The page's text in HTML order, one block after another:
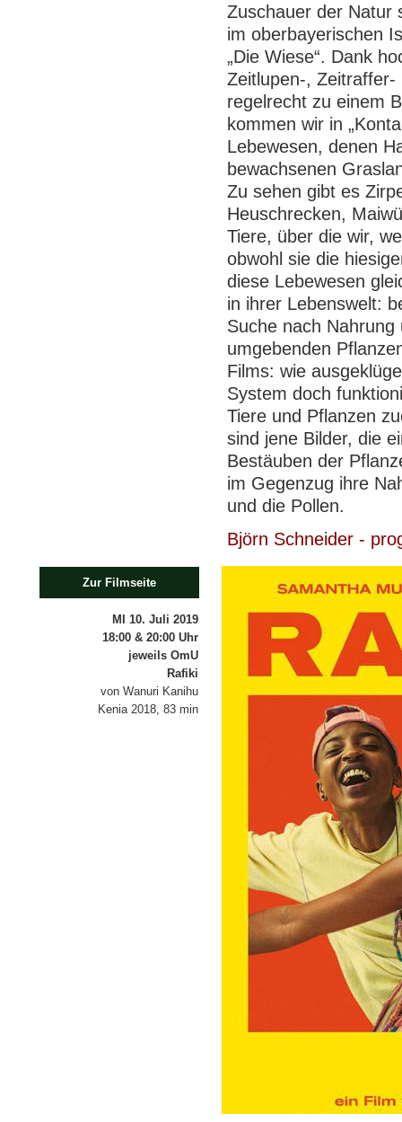
Zuschauer der Natur
im oberbayerischen
„Die Wiese“. Dank
Zeitlupen-,
regelrecht zu einem
kommen wir in
Lebewesen, denen
bewachsenen
Zu sehen gibt es
Heuschrecken,
Tiere, über die wir,
obwohl sie die
diese Lebewesen
in ihrer Lebenswelt:
Suche nach
umgebenden
Films: wie
System doch
Tiere und Pflanzen
sind jene Bilder, die
Bestäuben der
im Gegenzug ihre
und die Pollen.
Björn Schneider -
Zur Filmseite
MI 10. Juli 2019
18:00 & 20:00 Uhr
jeweils OmU
Rafiki
von Wanuri Kanihu
Kenia 2018, 83 min